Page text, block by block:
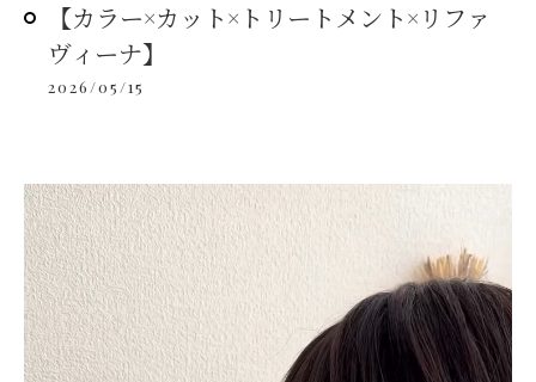
【カラー×カット×トリートメント×リファ
ヴィーナ】
2026/05/15